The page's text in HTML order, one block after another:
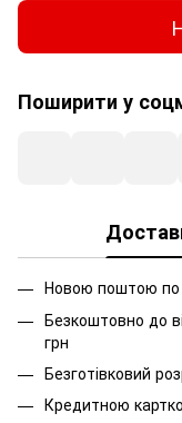
Поширити у
Новою поштою по
Безкоштовно до
грн
Безготівковий
Кредитною